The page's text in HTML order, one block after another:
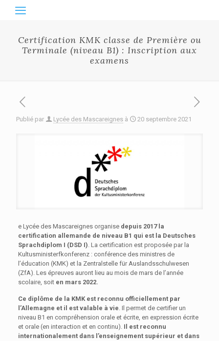
Certification KMK classe de Première ou
Terminale (niveau B1) : Inscription aux
examens
Publié par Lycée des Mascareignes à 20 septembre 2021
e Lycée des Mascareignes organise depuis 2017 la
certification allemande de niveau B1 qui est la Deutsches
Sprachdiplom I (DSD I). La certification est proposée par la
Kultusministerfkonferenz : conférence des ministres de
l’éducation (KMK) et la Zentralstelle für Auslandsschulwesen
(ZfA). Les épreuves auront lieu au mois de mars de l’année
scolaire, soit en mars 2022.
Ce diplôme de la KMK est reconnu officiellement par
l’Allemagne et il est valable à vie. Il permet de certifier un
niveau B1 en compréhension orale et écrite, en expression écrite
et orale (en interaction et en continu).Il est reconnu
internationalement dans l’enseignement supérieur et dans